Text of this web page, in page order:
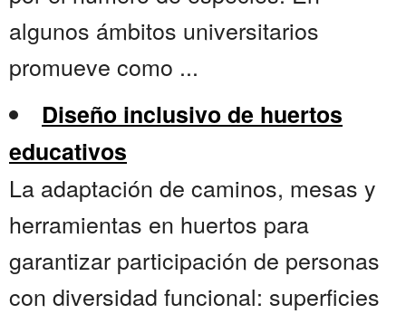
algunos ámbitos universitarios
promueve como ...
Diseño inclusivo de huertos
educativos
La adaptación de caminos, mesas y
herramientas en huertos para
garantizar participación de personas
con diversidad funcional: superficies